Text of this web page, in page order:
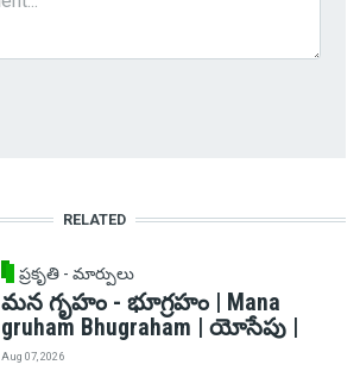
RELATED
ప్రకృతి - మార్పులు
మన గృహం - భూగ్రహం | Mana
gruham Bhugraham | యోసేపు |
Aug 07, 2026